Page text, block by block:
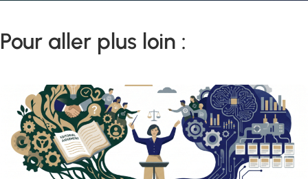
Pour aller plus loin :